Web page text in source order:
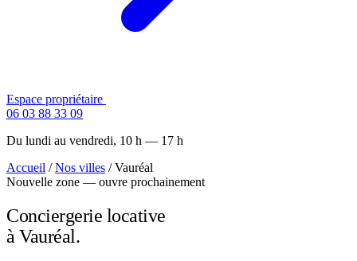
Espace propriétaire
06 03 88 33 09
Du lundi au vendredi, 10 h — 17 h
Accueil / Nos villes / Vauréal
Nouvelle zone — ouvre prochainement
Conciergerie locative
à Vauréal.